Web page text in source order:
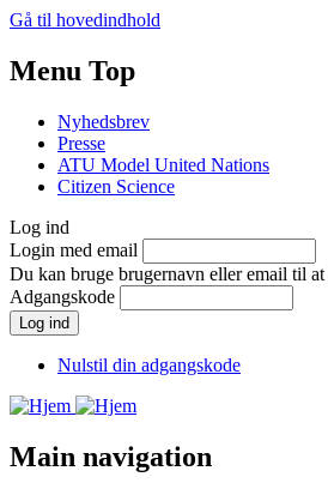
Gå til hovedindhold
Menu Top
Nyhedsbrev
Presse
ATU Model United Nations
Citizen Science
Log ind
Login med email
Du kan bruge brugernavn eller email til
Adgangskode
Nulstil din adgangskode
Main navigation